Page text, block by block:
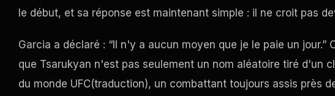
le début, et sa réponse est maintenant simple : il ne croit pas
Garcia a déclaré : “Il n'y a aucun moyen que je le paie un
que Tsarukyan n'est pas seulement un nom aléatoire tiré d'un
du monde UFC(traduction), un combattant toujours assis près